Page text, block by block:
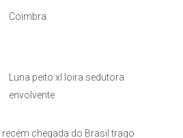
Coimbra
Luna peito xl loira sedutora
envolvente
chegada do Brasil trago